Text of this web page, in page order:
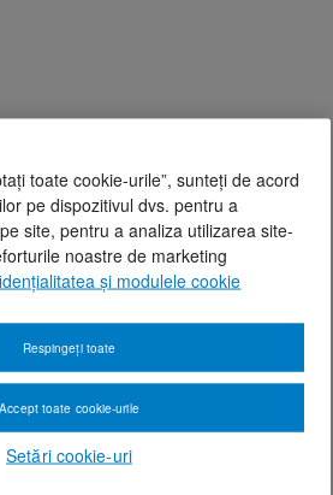
toate cookie-urile”, sunteți de acord
pe dispozitivul dvs. pentru a
site, pentru a analiza utilizarea site-
noastre de marketing
și modulele cookie
Setări cookie-uri
Respingeți toate
Accept toate cookie-urile